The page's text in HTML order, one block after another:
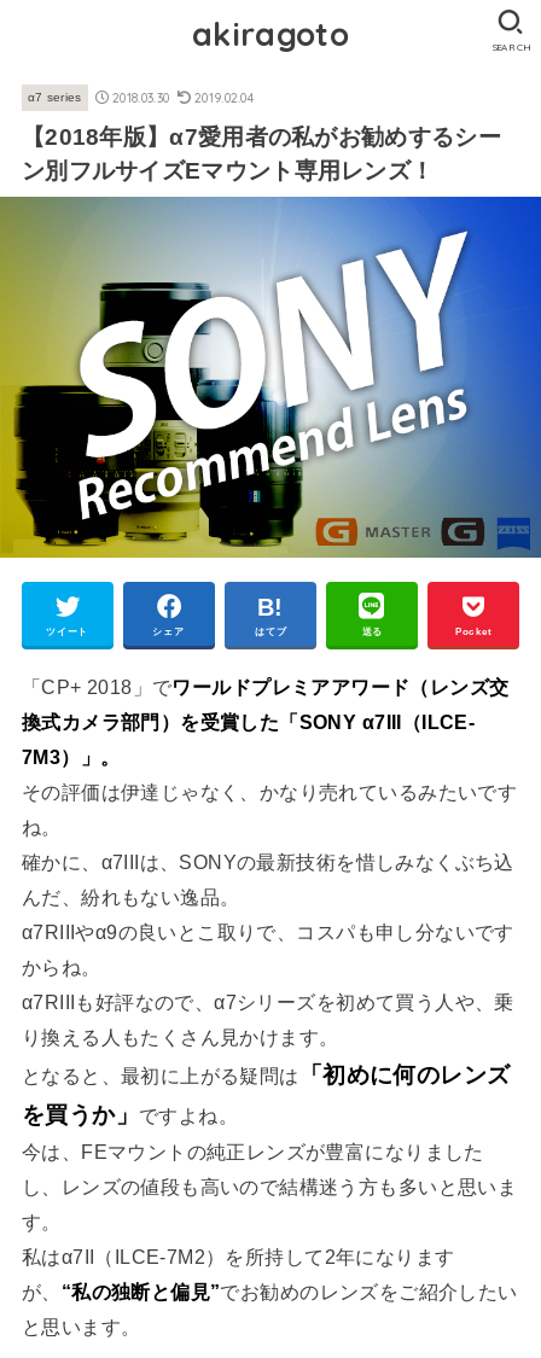
akiragoto SEARCH
α7 series 2018.03.30 2019.02.04
【2018年版】α7愛用者の私がお勧めするシー
ン別フルサイズEマウント専用レンズ！
ツイート シェア はてブ 送る Pocket
「CP+ 2018」でワールドプレミアアワード（レンズ交
換式カメラ部門）を受賞した「SONY α7III（ILCE-
7M3）」。
その評価は伊達じゃなく、かなり売れているみたいです
ね。
確かに、α7IIIは、SONYの最新技術を惜しみなくぶち込
んだ、紛れもない逸品。
α7RIIIやα9の良いとこ取りで、コスパも申し分ないです
からね。
α7RIIIも好評なので、α7シリーズを初めて買う人や、乗
り換える人もたくさん見かけます。
となると、最初に上がる疑問は
「初めに何のレンズ
を買うか」
ですよね。
今は、FEマウントの純正レンズが豊富になりました
し、レンズの値段も高いので結構迷う方も多いと思いま
す。
私はα7II（ILCE-7M2）を所持して2年になります
が、 “私の独断と偏見”でお勧めのレンズをご紹介したい
と思います。